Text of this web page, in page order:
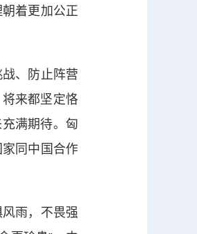
着更加公正
、防止阵营
来都坚定恪
满期待。匈
同中国合作
雨，不畏强